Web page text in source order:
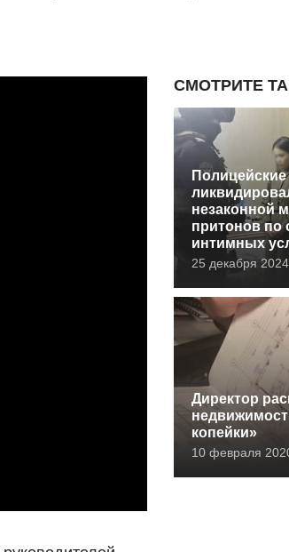
СМОТРИТЕ
Полицейские
незаконной
притонов по
интимных
25 декабря 2024
Директор
копейки»
10 февраля